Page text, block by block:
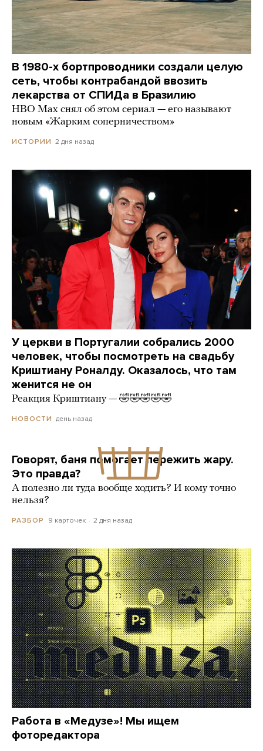
В 1980-х бортпроводники создали целую
сеть, чтобы контрабандой ввозить
лекарства от СПИДа в Бразилию
HBO Max снял об этом сериал — его называют
новым «Жарким соперничеством»
ИСТОРИИ 2 дня назад
У церкви в Португалии собрались 2000
человек, чтобы посмотреть на свадьбу
Криштиану Роналду. Оказалось, что там
женится не он
Реакция Криштиану — 🤣🤣🤣🤣🤣
НОВОСТИ день назад
Говорят, баня помогает пережить жару.
Это правда?
А полезно ли туда вообще ходить? И кому точно
нельзя?
РАЗБОР 9 карточек 2 дня назад
Работа в «Медузе»! Мы ищем
фоторедактора